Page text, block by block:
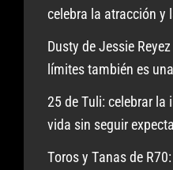
celebra la atracción y
Dusty de Jessie
límites también es
25 de Tuli: celebrar la
vida sin seguir
Toros y Tanas de